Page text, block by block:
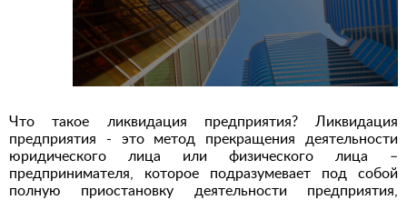
Что такое ликвидация предприятия? Ликвидация
предприятия - это метод прекращения деятельности
юридического лица или физического лица –
предпринимателя, которое подразумевает под собой
полную приостановку деятельности предприятия,